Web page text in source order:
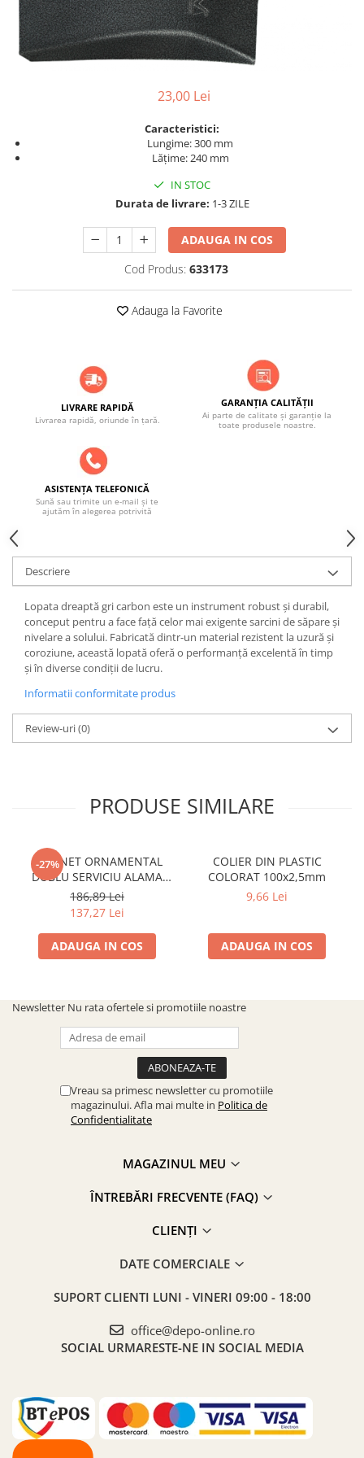
23,00 Lei
Caracteristici:
Lungime: 300 mm
Lățime: 240 mm
IN STOC
Durata de livrare: 1-3 ZILE
ADAUGA IN COS
Cod Produs: 633173
Adauga la Favorite
LIVRARE RAPIDĂ
Livrarea rapidă, oriunde în țară.
GARANȚIA CALITĂȚII
Ai parte de calitate și garanție la
toate produsele noastre.
ASISTENȚA TELEFONICĂ
Sună sau trimite un e-mail și te
ajutăm în alegerea potrivită
Descriere
Lopata dreaptă gri carbon este un instrument robust și durabil,
conceput pentru a face față celor mai exigente sarcini de săpare și
nivelare a solului. Fabricată dintr-un material rezistent la uzură și
coroziune, această lopată oferă o performanță excelentă în timp
și în diverse condiții de lucru.
Informatii conformitate produs
Review-uri(0)
PRODUSE SIMILARE
-27%
ROBINET ORNAMENTAL
DUBLU SERVICIU ALAMA
ANTICHIZATA CU CAP
ARMATURA CERAMIC
186,89 Lei
137,27 Lei
ADAUGA IN COS
COLIER DIN PLASTIC
COLORAT 100x2,5mm
9,66 Lei
ADAUGA IN COS
Newsletter Nu rata ofertele si promotiile noastre
Vreau sa primesc newsletter cu promotiile
magazinului. Afla mai multe in Politica de
Confidentialitate
MAGAZINUL MEU
ÎNTREBĂRI FRECVENTE (FAQ)
CLIENȚI
DATE COMERCIALE
SUPORT CLIENTI LUNI - VINERI 09:00 - 18:00
office@depo-online.ro
SOCIAL URMARESTE-NE IN SOCIAL MEDIA